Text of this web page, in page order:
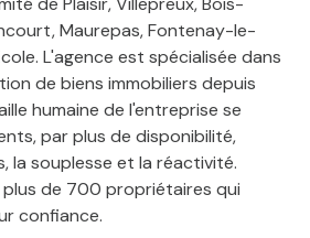
Maurepas, Fontenay-le-
L'agence est spécialisée dans
de biens immobiliers depuis
humaine de l'entreprise se
par plus de disponibilité,
la souplesse et la réactivité.
de 700 propriétaires qui
confiance.